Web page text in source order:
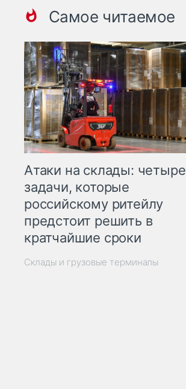
Самое читаемое
Атаки на склады: четыре
задачи, которые
российскому ритейлу
предстоит решить в
кратчайшие сроки
Склады и грузовые терминалы